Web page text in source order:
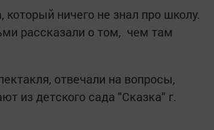
ничего не знал про школу.
рассказали о том, чем там
отвечали на вопросы,
из детского сада "Сказка" г.